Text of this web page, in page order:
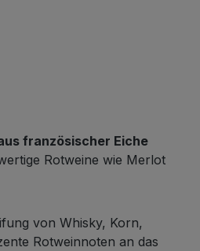
französischer Eiche
Rotweine wie Merlot
von Whisky, Korn,
Rotweinnoten an das